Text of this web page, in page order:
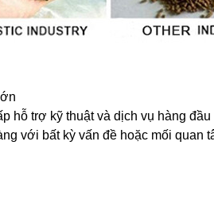
hỗ trợ kỹ thuật và dịch vụ hàng
với bất kỳ vấn đề hoặc mối quan